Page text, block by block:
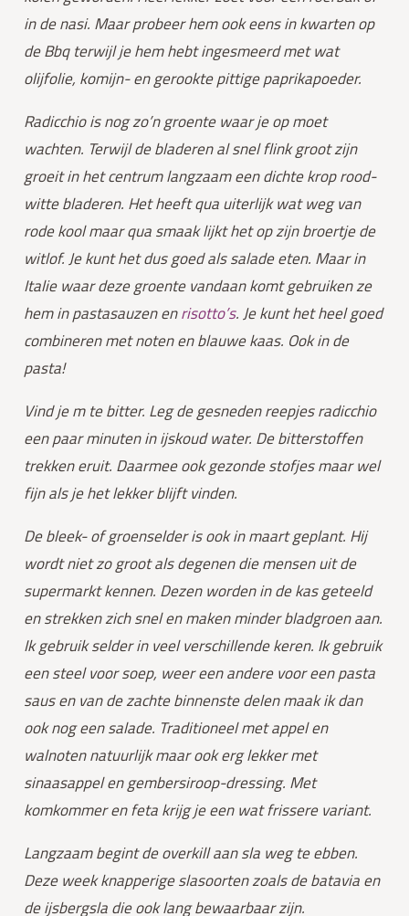
in de nasi. Maar probeer hem ook eens in kwarten op
de Bbq terwijl je hem hebt ingesmeerd met wat
olijfolie, komijn- en gerookte pittige paprikapoeder.
Radicchio is nog zo’n groente waar je op moet
wachten. Terwijl de bladeren al snel flink groot zijn
groeit in het centrum langzaam een dichte krop rood-
witte bladeren. Het heeft qua uiterlijk wat weg van
rode kool maar qua smaak lijkt het op zijn broertje de
witlof. Je kunt het dus goed als salade eten. Maar in
Italie waar deze groente vandaan komt gebruiken ze
hem in pastasauzen en risotto’s. Je kunt het heel goed
combineren met noten en blauwe kaas. Ook in de
pasta!
Vind je m te bitter. Leg de gesneden reepjes radicchio
een paar minuten in ijskoud water. De bitterstoffen
trekken eruit. Daarmee ook gezonde stofjes maar wel
fijn als je het lekker blijft vinden.
De bleek- of groenselder is ook in maart geplant. Hij
wordt niet zo groot als degenen die mensen uit de
supermarkt kennen. Dezen worden in de kas geteeld
en strekken zich snel en maken minder bladgroen aan.
Ik gebruik selder in veel verschillende keren. Ik gebruik
een steel voor soep, weer een andere voor een pasta
saus en van de zachte binnenste delen maak ik dan
ook nog een salade. Traditioneel met appel en
walnoten natuurlijk maar ook erg lekker met
sinaasappel en gembersiroop-dressing. Met
komkommer en feta krijg je een wat frissere variant.
Langzaam begint de overkill aan sla weg te ebben.
Deze week knapperige slasoorten zoals de batavia en
de ijsbergsla die ook lang bewaarbaar zijn.